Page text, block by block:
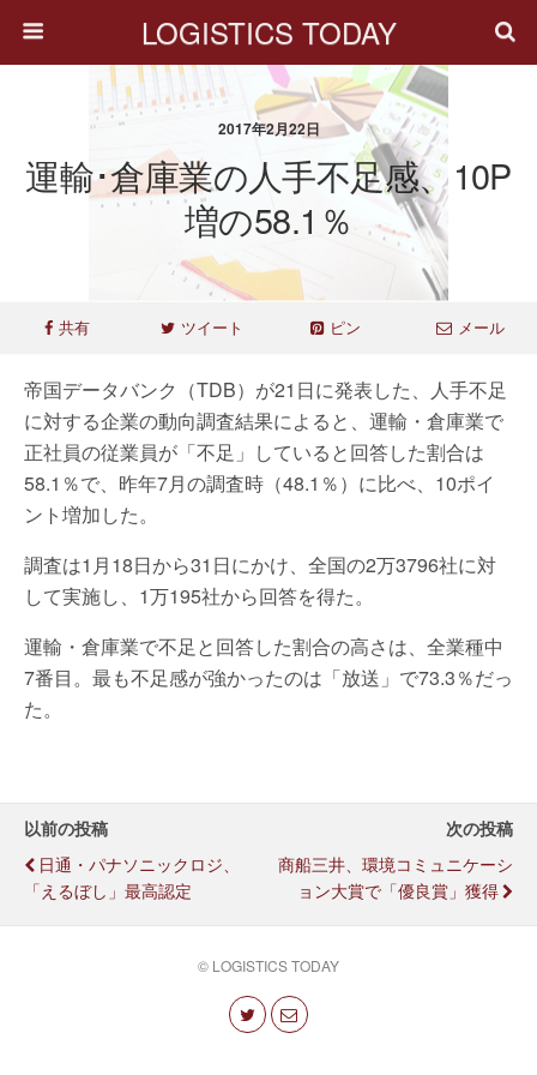
LOGISTICS TODAY
2017年2月22日
運輸･倉庫業の人手不足感、10P
増の58.1％
共有 ツイート ピン メール
帝国データバンク（TDB）が21日に発表した、人手不足
に対する企業の動向調査結果によると、運輸・倉庫業で
正社員の従業員が「不足」していると回答した割合は
58.1％で、昨年7月の調査時（48.1％）に比べ、10ポイ
ント増加した。
調査は1月18日から31日にかけ、全国の2万3796社に対
して実施し、1万195社から回答を得た。
運輸・倉庫業で不足と回答した割合の高さは、全業種中
7番目。最も不足感が強かったのは「放送」で73.3％だっ
た。
以前の投稿
日通・パナソニックロジ、
「えるぼし」最高認定
次の投稿
商船三井、環境コミュニケーシ
ョン大賞で「優良賞」獲得
© LOGISTICS TODAY